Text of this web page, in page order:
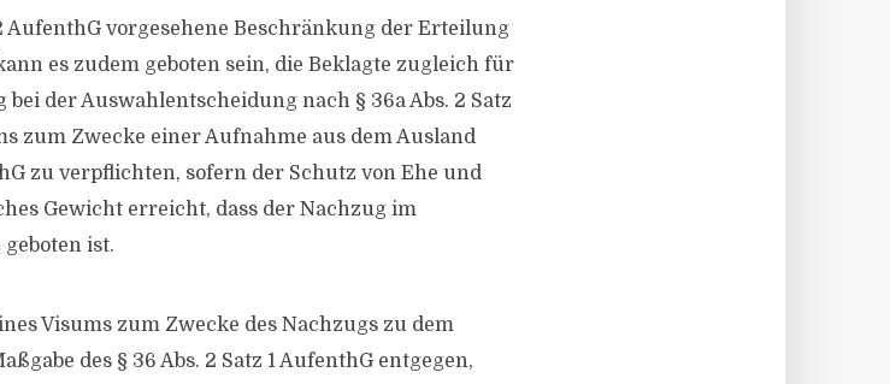
AufenthG vorgesehene Beschränkung der Erteilung
es zudem geboten sein, die Beklagte zugleich für
der Auswahlentscheidung nach § 36a Abs. 2 Satz
zum Zwecke einer Aufnahme aus dem Ausland
zu verpflichten, sofern der Schutz von Ehe und
Gewicht erreicht, dass der Nachzug im
ist.
Visums zum Zwecke des Nachzugs zu dem
des § 36 Abs. 2 Satz 1 AufenthG entgegen,